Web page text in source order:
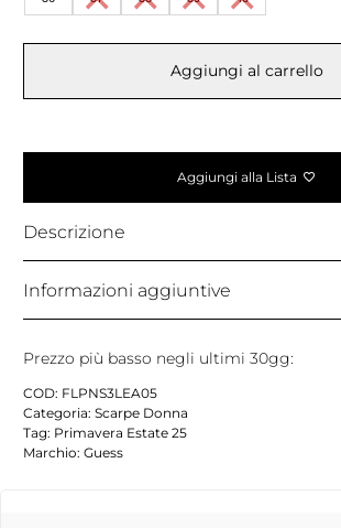
Aggiungi al carrello
Aggiungi alla Lista
Descrizione
Informazioni aggiuntive
Prezzo più basso negli ultimi 30gg:
COD: FLPNS3LEA05
Categoria: Scarpe Donna
Tag: Primavera Estate 25
Marchio: Guess